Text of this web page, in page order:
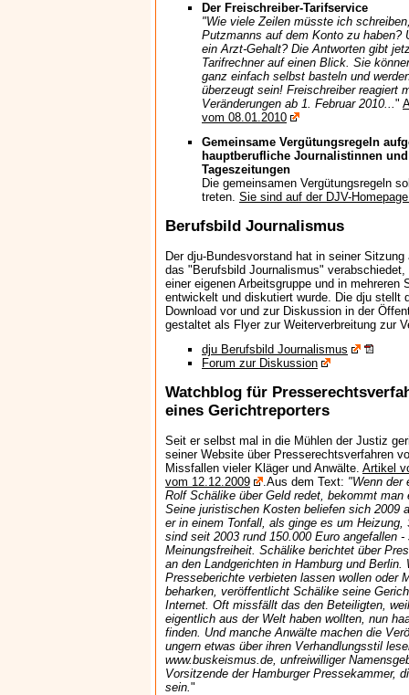
Der Freischreiber-Tarifservice
"Wie viele Zeilen müsste ich
Putzmanns auf dem Konto zu haben?
ein Arzt-Gehalt? Die Antworten gibt
Tarifrechner auf einen Blick. Sie
ganz einfach selbst basteln und
überzeugt sein! Freischreiber reagiert
Veränderungen ab 1. Februar 2010..."
vom 08.01.2010
Gemeinsame Vergütungsregeln
hauptberufliche Journalistinnen
Tageszeitungen
Die gemeinsamen Vergütungsregeln
treten. Sie sind auf der DJV-
Berufsbild Journalismus
Der dju-Bundesvorstand hat in seiner
das "Berufsbild Journalismus"
einer eigenen Arbeitsgruppe und in mehreren
entwickelt und diskutiert wurde. Die dju stellt
Download vor und zur Diskussion in der
gestaltet als Flyer zur Weiterverbreitung zur
dju Berufsbild Journalismus
Forum zur Diskussion
Watchblog für
eines Gerichtreporters
Seit er selbst mal in die Mühlen der Justiz
seiner Website über Presserechtsverfahren
Missfallen vieler Kläger und Anwälte. Artikel
vom 12.12.2009
.Aus dem Text: "Wenn der
Rolf Schälike über Geld redet, bekommt
Seine juristischen Kosten beliefen sich 2009
er in einem Tonfall, als ginge es um
sind seit 2003 rund 150.000 Euro angefallen
Meinungsfreiheit. Schälike berichtet über
an den Landgerichten in Hamburg und Berlin.
Presseberichte verbieten lassen wollen oder
beharken, veröffentlicht Schälike seine
Internet. Oft missfällt das den Beteiligten,
eigentlich aus der Welt haben wollten, nun
finden. Und manche Anwälte machen die
ungern etwas über ihren Verhandlungsstil
www.buskeismus.de, unfreiwilliger
Vorsitzende der Hamburger Pressekammer,
sein."